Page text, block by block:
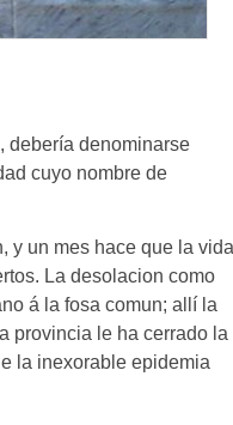
debería denominarse
cuyo nombre de
y un mes hace que la vida
La desolacion como
á la fosa comun; allí la
provincia le ha cerrado la
la inexorable epidemia